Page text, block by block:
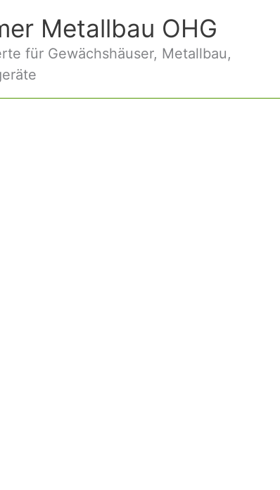
Metallbau OHG
für Gewächshäuser, Metallbau,